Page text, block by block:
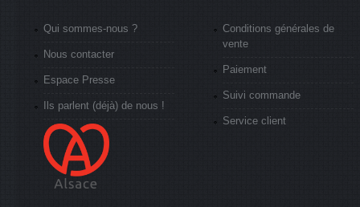
Qui sommes-nous ?
Nous contacter
Espace Presse
Ils parlent (déjà) de nous !
Conditions générales de
vente
Paiement
Suivi commande
Service client